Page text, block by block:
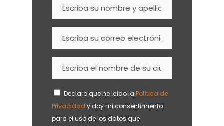
Declaro que he leído la Política de
Privacidad y doy mi consentimiento
para el uso de los datos que